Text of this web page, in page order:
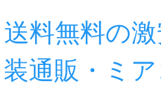
送料無料の
装通販・ミ